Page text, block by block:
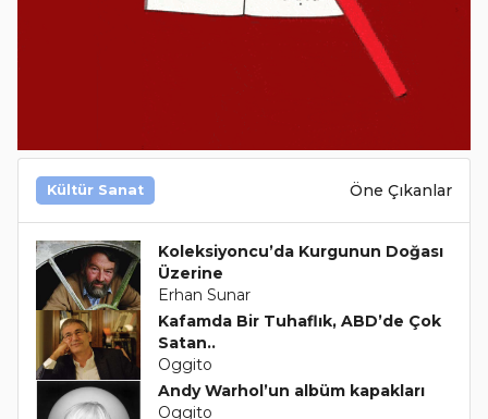
Kültür Sanat Öne Çıkanlar
Koleksiyoncu’da Kurgunun Doğası
Üzerine
Erhan Sunar
Kafamda Bir Tuhaflık, ABD’de Çok
Satan..
Oggito
Andy Warhol’un albüm kapakları
Oggito